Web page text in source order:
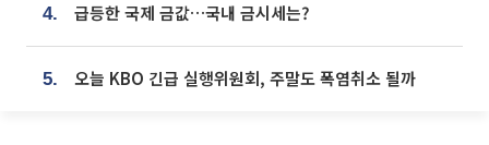
4. 급등한 국제 금값…국내 금시세는?
5. 오늘 KBO 긴급 실행위원회, 주말도 폭염취소 될까